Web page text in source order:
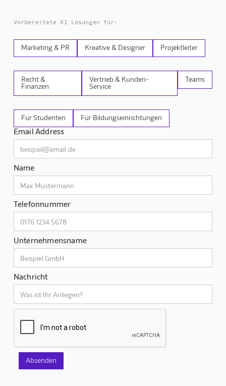
Vorbereitete KI Lösungen für:
Marketing & PR Kreative & Designer Projektleiter
Recht &
Finanzen
Vertrieb & Kunden-
Service
Teams
Für Studenten Für Bildungseinrichtungen
Email Address
Name
Telefonnummer
Unternehmensname
Nachricht